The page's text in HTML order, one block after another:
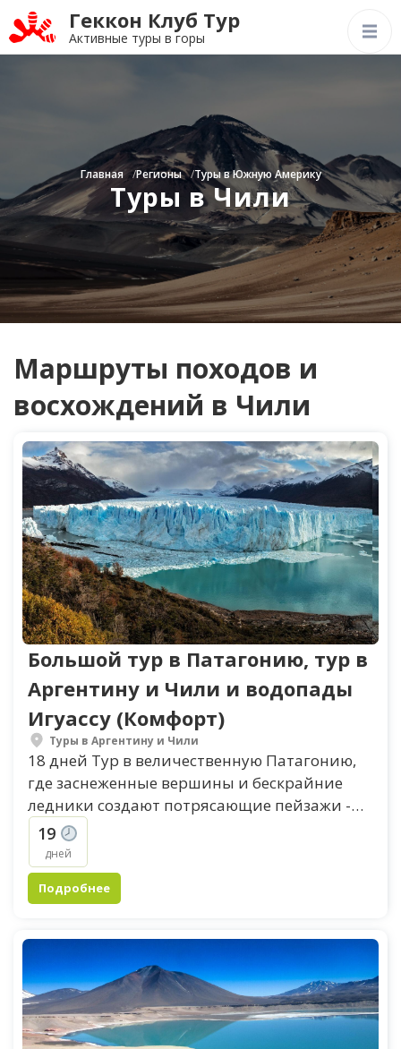
Геккон Клуб Тур
Активные туры в горы
Главная Регионы Туры в Южную Америку
Туры в Чили
Маршруты походов и
восхождений в Чили
Большой тур в Патагонию, тур в
Аргентину и Чили и водопады
Игуассу (Комфорт)
Туры в Аргентину и Чили
18 дней Тур в величественную Патагонию,
где заснеженные вершины и бескрайние
ледники создают потрясающие пейзажи -
это уже незабываемое путешествие! А
добавьте посещение настоящего края...
19
дней
Подробнее